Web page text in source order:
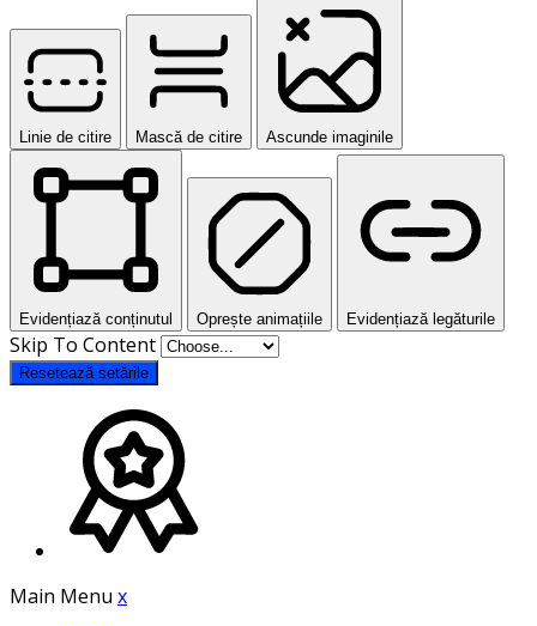
Linie de citire Mască de citire Ascunde imaginile
Evidențiază conținutul Oprește animațiile Evidențiază legăturile
Skip To Content
Resetează setările
Main Menu x